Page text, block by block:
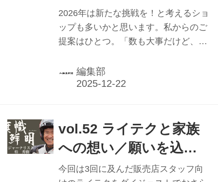
2026年は新たな挑戦を！と考えるショ
ップも多いかと思います。私からのご
提案はひとつ。「数も大事だけど、お
編集部
vol.52 ライテクと家族
への想い／願いを込め
た接点作り
今回は3回に及んだ販売店スタッフ向